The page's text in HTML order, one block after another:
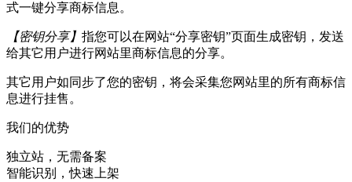
式一键分享商标信息。
【密钥分享】 指您可以在网站“分享密钥”页面生成密钥，发送
给其它用户进行网站里商标信息的分享。
其它用户如同步了您的密钥，将会采集您网站里的所有商标信
息进行挂售。
我们的优势
独立站，无需备案
智能识别，快速上架